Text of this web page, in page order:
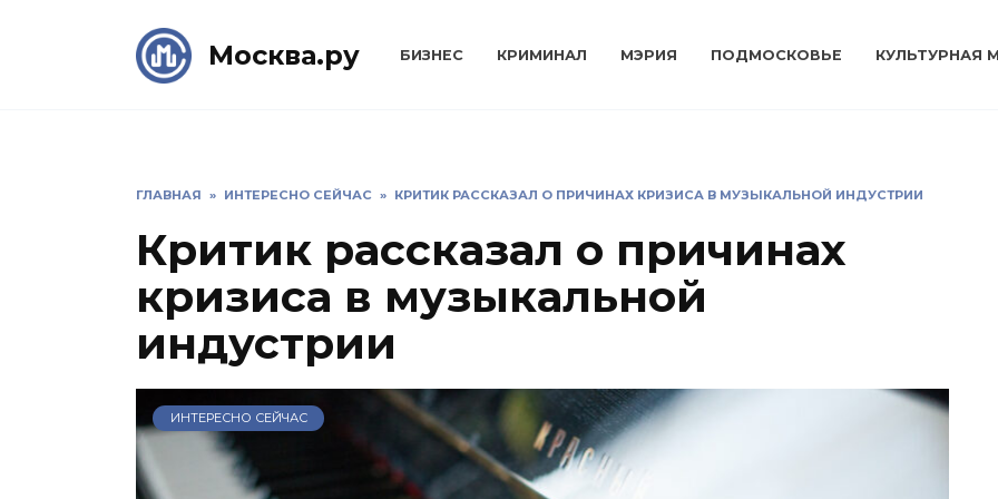
Москва.ру БИЗНЕС КРИМИНАЛ МЭРИЯ ПОДМОСКОВЬЕ КУЛЬТУРНАЯ
ГЛАВНАЯ » ИНТЕРЕСНО СЕЙЧАС » КРИТИК РАССКАЗАЛ О ПРИЧИНАХ КРИЗИСА В МУЗЫКАЛЬНОЙ ИНДУСТРИИ
Критик рассказал о причинах
кризиса в музыкальной
индустрии
ИНТЕРЕСНО СЕЙЧАС